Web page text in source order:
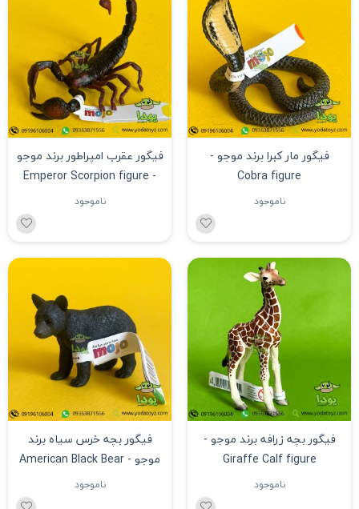
فیگور مار کبرا برند موجو -
Cobra figure
ناموجود
فیگور عقرب امپراطور برند موجو
- Emperor Scorpion figure